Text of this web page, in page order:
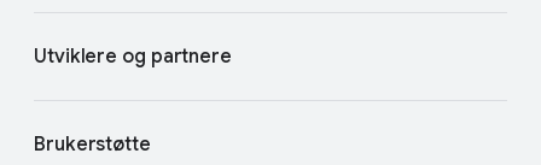
Utviklere og partnere
Brukerstøtte